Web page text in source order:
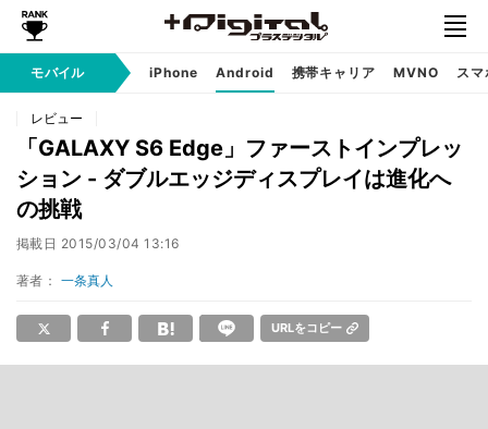
モバイル iPhone Android 携帯キャリア MVNO ス
レビュー
「GALAXY S6 Edge」ファーストインプレッ
ション - ダブルエッジディスプレイは進化へ
の挑戦
掲載日 2015/03/04 13:16
著者： 一条真人
URLをコピー